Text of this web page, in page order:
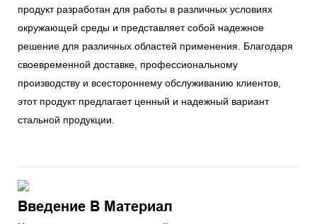
продукт разработан для работы в различных условиях
окружающей среды и представляет собой надежное
решение для различных областей применения. Благодаря
своевременной доставке, профессиональному
производству и всестороннему обслуживанию клиентов,
этот продукт предлагает ценный и надежный вариант
стальной продукции.
Введение В Материал